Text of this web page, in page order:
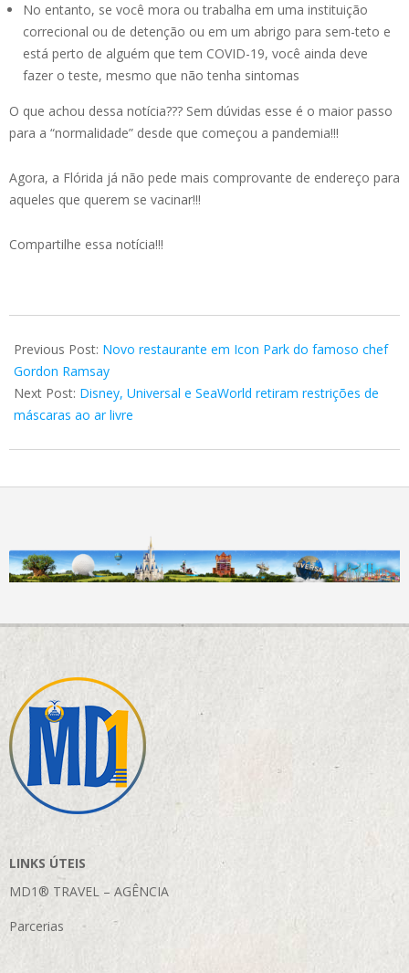
No entanto, se você mora ou trabalha em uma instituição
correcional ou de detenção ou em um abrigo para sem-teto e
está perto de alguém que tem COVID-19, você ainda deve
fazer o teste, mesmo que não tenha sintomas
O que achou dessa notícia??? Sem dúvidas esse é o maior passo
para a “normalidade” desde que começou a pandemia!!!
Agora, a Flórida já não pede mais comprovante de endereço para
aqueles que querem se vacinar!!!
Compartilhe essa notícia!!!
05-
13
Previous Post: Novo restaurante em Icon Park do famoso chef
Gordon Ramsay
Next Post: Disney, Universal e SeaWorld retiram restrições de
máscaras ao ar livre
LINKS ÚTEIS
MD1® TRAVEL – AGÊNCIA
Parcerias